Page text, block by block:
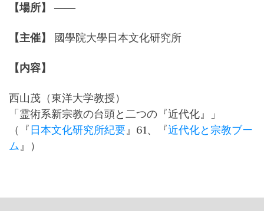
【場所】 ――
【主催】 國學院大學日本文化研究所
【内容】
西山茂（東洋大学教授）
「霊術系新宗教の台頭と二つの『近代化』」
（『日本文化研究所紀要』61、『近代化と宗教ブー
ム』）